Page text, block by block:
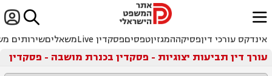

ﱐ
אינדקס עורכי דיןפסיקההמגזיןטפסיםפסקדין Live משאליםשירותים
עורך דין תביעות יצוגיות - פסקדין בכנרת מושבה - פסקדין